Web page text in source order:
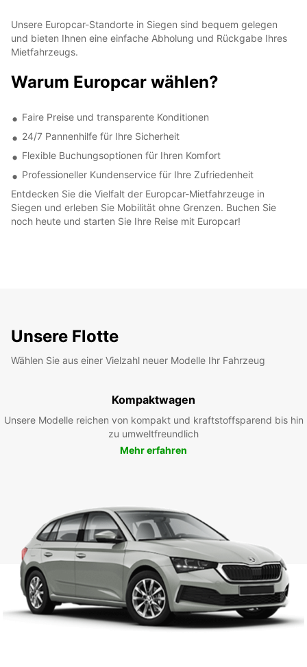
Unsere Europcar-Standorte in Siegen sind bequem gelegen
und bieten Ihnen eine einfache Abholung und Rückgabe Ihres
Mietfahrzeugs.
Warum Europcar wählen?
Faire Preise und transparente Konditionen
24/7 Pannenhilfe für Ihre Sicherheit
Flexible Buchungsoptionen für Ihren Komfort
Professioneller Kundenservice für Ihre Zufriedenheit
Entdecken Sie die Vielfalt der Europcar-Mietfahrzeuge in
Siegen und erleben Sie Mobilität ohne Grenzen. Buchen Sie
noch heute und starten Sie Ihre Reise mit Europcar!
Unsere Flotte
Wählen Sie aus einer Vielzahl neuer Modelle Ihr Fahrzeug
Kompaktwagen
Unsere Modelle reichen von kompakt und kraftstoffsparend bis hin
zu umweltfreundlich
Mehr erfahren